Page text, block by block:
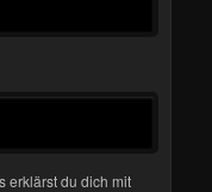
erklärst du dich mit